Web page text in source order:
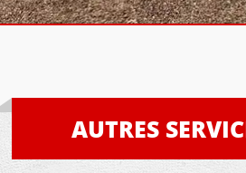
AUTRES